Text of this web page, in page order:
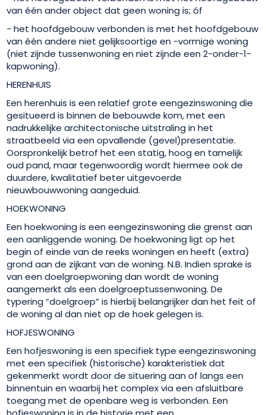
van één ander object dat geen woning is; óf
- het hoofdgebouw verbonden is met het hoofdgebouw
van één andere niet gelijksoortige en -vormige woning
(niet zijnde tussenwoning en niet zijnde een 2-onder-1-
kapwoning).
HERENHUIS
Een herenhuis is een relatief grote eengezinswoning die
gesitueerd is binnen de bebouwde kom, met een
nadrukkelijke architectonische uitstraling in het
straatbeeld via een opvallende (gevel)presentatie.
Oorspronkelijk betrof het een statig, hoog en tamelijk
oud pand, maar tegenwoordig wordt hiermee ook de
duurdere, kwalitatief beter uitgevoerde
nieuwbouwwoning aangeduid.
HOEKWONING
Een hoekwoning is een eengezinswoning die grenst aan
een aanliggende woning. De hoekwoning ligt op het
begin of einde van de reeks woningen en heeft (extra)
grond aan de zijkant van de woning. N.B. Indien sprake is
van een doelgroepwoning dan wordt de woning
aangemerkt als een doelgroeptussenwoning. De
typering “doelgroep” is hierbij belangrijker dan het feit of
de woning al dan niet op de hoek gelegen is.
HOFJESWONING
Een hofjeswoning is een specifiek type eengezinswoning
met een specifiek (historische) karakteristiek dat
gekenmerkt wordt door de situering aan of langs een
binnentuin en waarbij het complex via een afsluitbare
toegang met de openbare weg is verbonden. Een